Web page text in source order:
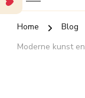
Home Blog
Moderne kunst